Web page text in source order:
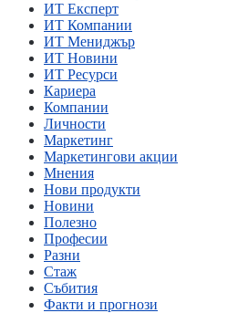
ИТ Експерт
ИТ Компании
ИТ Мениджър
ИТ Новини
ИТ Ресурси
Кариера
Компании
Личности
Маркетинг
Маркетингови акции
Мнения
Нови продукти
Новини
Полезно
Професии
Разни
Стаж
Събития
Факти и прогнози